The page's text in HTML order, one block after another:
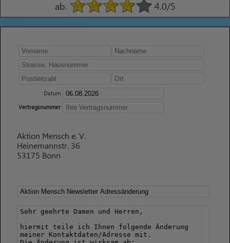
ab.
4.0/5
Datum
Vertragsnummer
Aktion Mensch e. V.
Heinemannstr. 36
53175 Bonn